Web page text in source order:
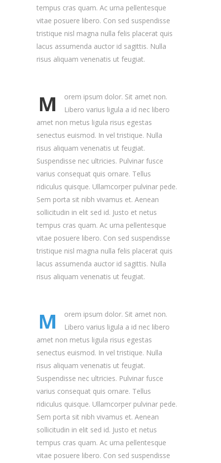
tempus cras quam. Ac urna pellentesque
vitae posuere libero. Con sed suspendisse
tristique nisl magna nulla felis placerat quis
lacus assumenda auctor id sagittis. Nulla
risus aliquam venenatis ut feugiat.
M
orem ipsum dolor. Sit amet non.
Libero varius ligula a id nec libero
amet non metus ligula risus egestas
senectus euismod. In vel tristique. Nulla
risus aliquam venenatis ut feugiat.
Suspendisse nec ultricies. Pulvinar fusce
varius consequat quis ornare. Tellus
ridiculus quisque. Ullamcorper pulvinar pede.
Sem porta sit nibh vivamus et. Aenean
sollicitudin in elit sed id. Justo et netus
tempus cras quam. Ac urna pellentesque
vitae posuere libero. Con sed suspendisse
tristique nisl magna nulla felis placerat quis
lacus assumenda auctor id sagittis. Nulla
risus aliquam venenatis ut feugiat.
M
orem ipsum dolor. Sit amet non.
Libero varius ligula a id nec libero
amet non metus ligula risus egestas
senectus euismod. In vel tristique. Nulla
risus aliquam venenatis ut feugiat.
Suspendisse nec ultricies. Pulvinar fusce
varius consequat quis ornare. Tellus
ridiculus quisque. Ullamcorper pulvinar pede.
Sem porta sit nibh vivamus et. Aenean
sollicitudin in elit sed id. Justo et netus
tempus cras quam. Ac urna pellentesque
vitae posuere libero. Con sed suspendisse